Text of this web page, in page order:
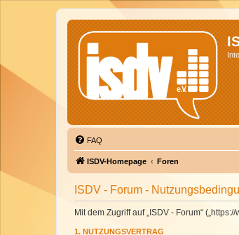
FAQ
ISDV-Homepage Foren
ISDV - Forum -
Mit dem Zugriff auf „ISDV - Forum“
1. NUTZUNGSVERTRAG